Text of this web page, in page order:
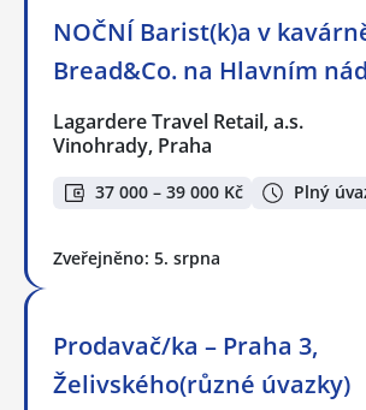
NOČNÍ Barist(k)a v
Bread&Co. na Hlavním
Lagardere Travel Retail, a.s.
Vinohrady, Praha
37 000 – 39 000 Kč Plný
Zveřejněno: 5. srpna
Prodavač/ka – Praha 3,
Želivského(různé úvazky)